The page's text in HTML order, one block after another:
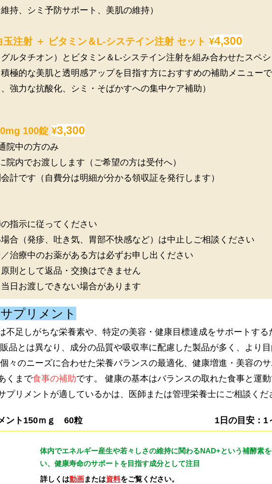
持、シミ予防サポート、美肌の維持）
注射 ＋ ビタミン＆L-システイン注射 セット ¥4,300
ルタチオン）とビタミン＆L-システイン注射を組み合わせたスペ
極的な美肌と透明感アップを目指す方におすすめの補助メニュー
強力な抗酸化、シミ・そばかすへの集中ケア補助）
100錠 ¥3,300
院中の方のみ
院内でお渡しします（ご希望の方は受付へ）
計です（自費分は明細が分かる領収証を発行します）
指示に従ってください
場合（発疹、吐き気、胃部不快感など）は中止しご相談ください
／治療中のお薬がある方は必ずお申し出ください
則として返品・交換はできません
日お渡しできない場合があります
プリメント
不足しがちな栄養素や、特定の美容・健康目標達成をサポートす
品とは異なり、成分の品質や吸収率に配慮した製品が多く、より
々のニーズに合わせた栄養バランスの最適化、健康増進・美容のサ
くまで食事の補助です。 健康の基本はバランスの取れた食事と運
プリメントが適しているかは、医師または管理栄養士にご相談くだ
詳しくは動画または資料をご覧ください。
ント150ｍｇ 60粒
体内でエネルギー産生や若々しさの維持に関わるNAD+という補酵素
い、健康寿命のサポートを目指す成分として注目
1日の目安：1